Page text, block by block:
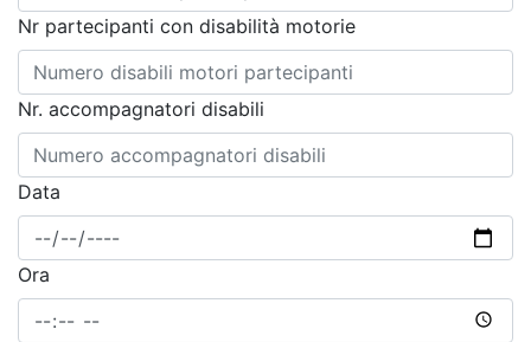
Nr partecipanti con disabilità motorie
Nr. accompagnatori disabili
Data
Ora